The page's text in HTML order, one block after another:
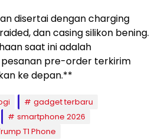
disertai dengan charging
dan casing silikon bening.
saat ini adalah
pre-order terkirim
ke depan.**
gadget terbaru
smartphone 2026
T1 Phone